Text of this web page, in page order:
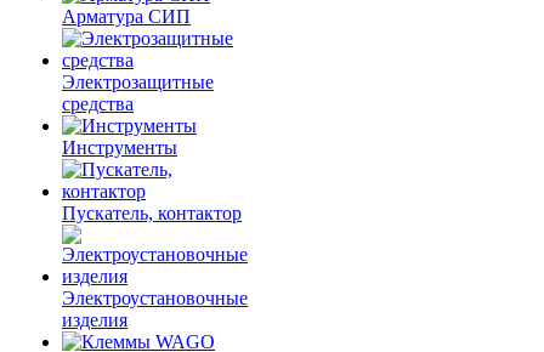
Арматура СИП
Электрозащитные
средства
Инструменты
Пускатель, контактор
Электроустановочные
изделия